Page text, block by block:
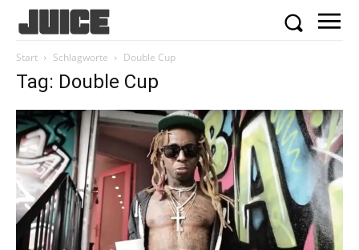
Start Schlagworte Double Cup
Tag: Double Cup